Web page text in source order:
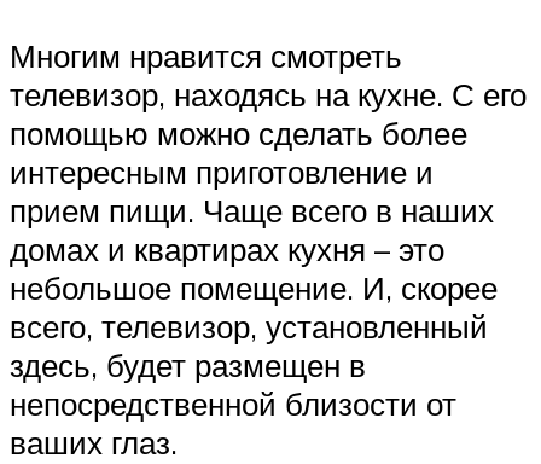
Многим нравится смотреть
телевизор, находясь на кухне. С его
помощью можно сделать более
интересным приготовление и
прием пищи. Чаще всего в наших
домах и квартирах кухня – это
небольшое помещение. И, скорее
всего, телевизор, установленный
здесь, будет размещен в
непосредственной близости от
ваших глаз.